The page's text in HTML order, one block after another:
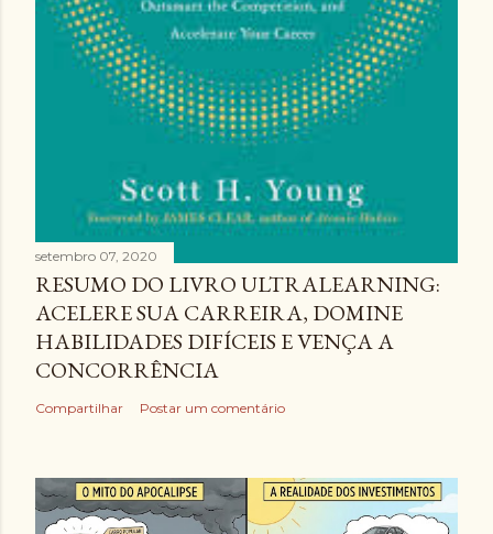
setembro 07, 2020
RESUMO DO LIVRO ULTRALEARNING:
ACELERE SUA CARREIRA, DOMINE
HABILIDADES DIFÍCEIS E VENÇA A
CONCORRÊNCIA
Compartilhar Postar um comentário